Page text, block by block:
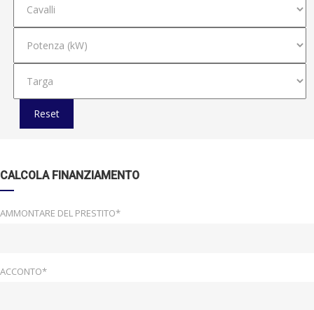
Reset
CALCOLA FINANZIAMENTO
AMMONTARE DEL PRESTITO*
ACCONTO*